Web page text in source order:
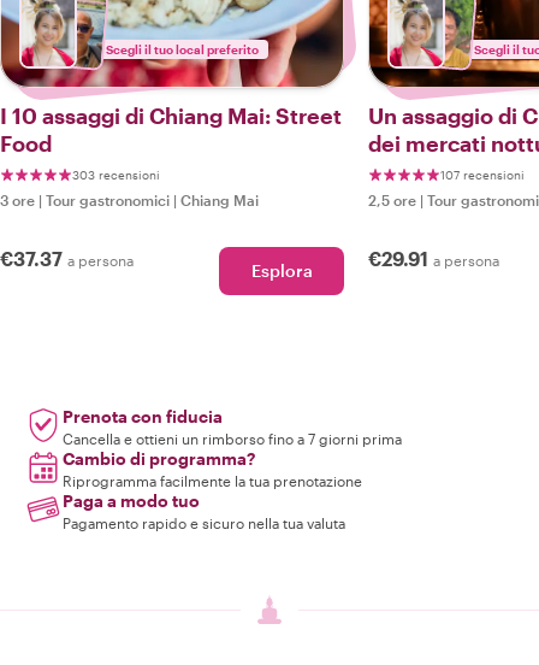
Scegli il tuo local preferito
I 10 assaggi di Chiang Mai: Street
Food
303 recensioni
3 ore | Tour gastronomici | Chiang Mai
€37.37 a persona Esplora
Scegli il
Un assaggio di
dei mercati
street food107 recensioni
2,5 ore | Tour
€29.91 a persona
Prenota con fiducia
Cancella e ottieni un rimborso fino a 7 giorni prima
Cambio di programma?
Riprogramma facilmente la tua prenotazione
Paga a modo tuo
Pagamento rapido e sicuro nella tua valuta